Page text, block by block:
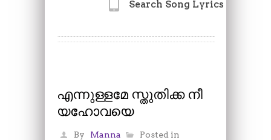
Search Song Lyrics
എന്നുള്ളമേ സ്തുതിക്ക നീ
യഹോവയെ
By Manna
Posted in